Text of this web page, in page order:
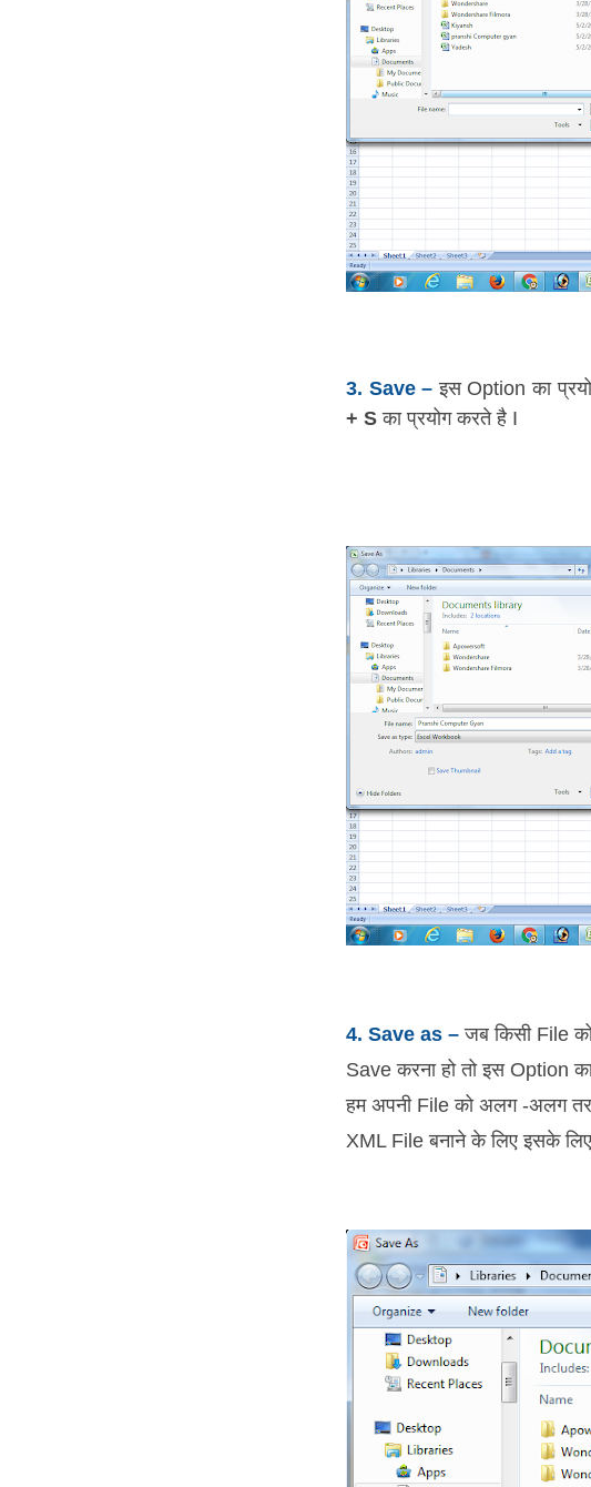
3. Save – इस Option का
+ Sका प्रयोग करते है I
4. Save as – जब किसी File
Save करना हो तो इस Option
हम अपनी File को अलग -अलग
XML File बनाने के लिए इसके लिए